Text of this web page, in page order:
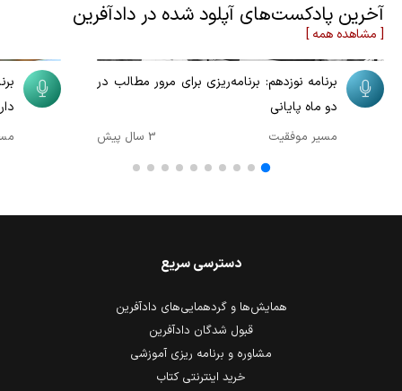
آخرین پادکست‌های آپلود شده در دادآفرین
[ مشاهده همه ]
00:09:54
برنامه نوزدهم: برنامه‌ریزی برای مرور مطالب در
دو ماه پایانی
مسیر موفقیت 3 سال پیش
دسترسی سریع
همایش‌ها و گردهمایی‌های دادآفرین
قبول شدگان دادآفرین
مشاوره و برنامه ریزی آموزشی
خرید اینترنتی کتاب